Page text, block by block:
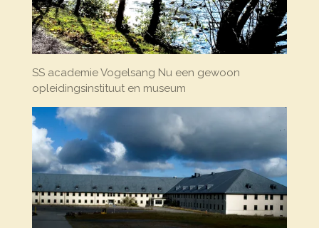
SS academie Vogelsang Nu een gewoon
opleidingsinstituut en museum